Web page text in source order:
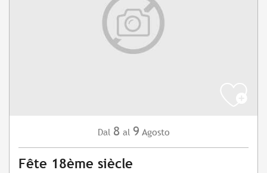
Dal 8 al 9 Agosto
Fête 18ème siècle